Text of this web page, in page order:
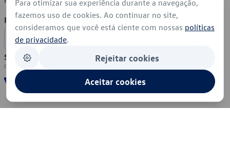
Formas de Pagamento
Segurança
Para otimizar sua experiência durante a navegação,
fazemos uso de cookies. Ao continuar no site,
consideramos que você está ciente com nossas políticas
de privacidade.
Rejeitar cookies
Aceitar cookies